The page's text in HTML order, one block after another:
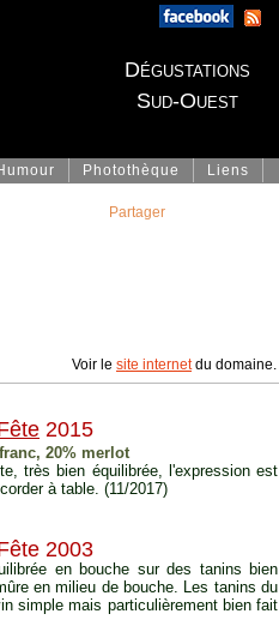
Dégustations
Sud-Ouest
Photothèque Liens
Voir le site internetdu domaine.
2015
20% merlot
très bien équilibrée, l'expression est
à table. (11/2017)
2003
en bouche sur des tanins bien
en milieu de bouche. Les tanins du
simple mais particulièrement bien fait
Partager